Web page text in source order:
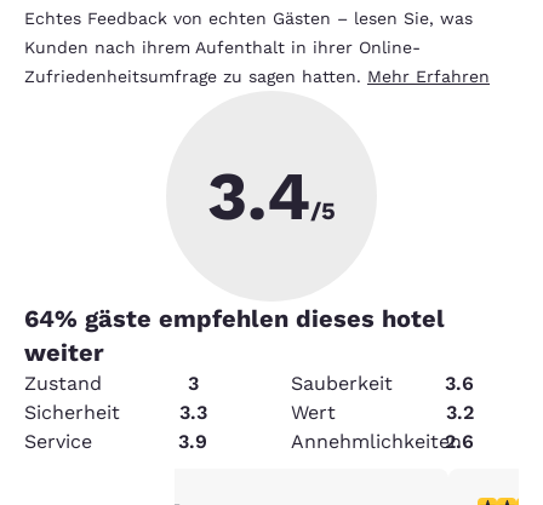
Echtes Feedback von echten Gästen – lesen Sie, was
Kunden nach ihrem Aufenthalt in ihrer Online-
Zufriedenheitsumfrage zu sagen hatten. Mehr Erfahren
3.4/5
64% gäste empfehlen dieses hotel
weiter
Zustand 3 Sauberkeit
3.6
Sicherheit
3.3 Wert
3.2
Service
3.9 Annehmlichkeiten2.6